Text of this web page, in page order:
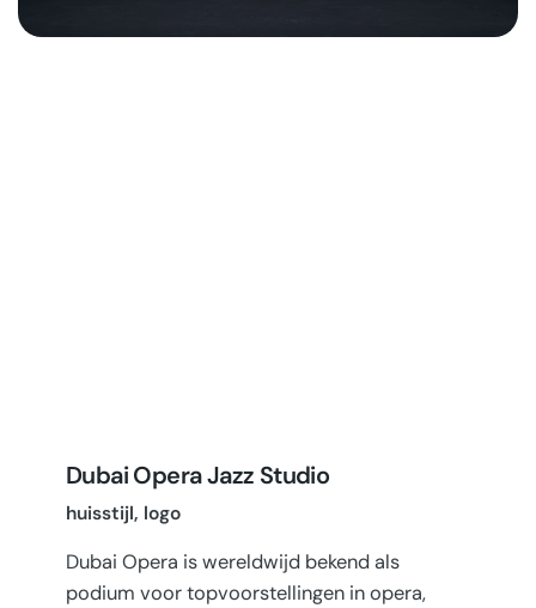
Dubai Opera Jazz Studio
huisstijl logo
Dubai Opera is wereldwijd bekend als
podium voor topvoorstellingen in opera,